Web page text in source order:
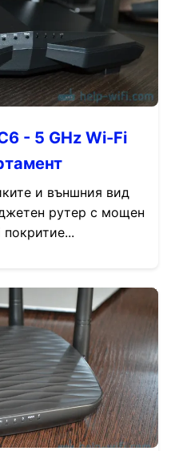
- 5 GHz Wi-Fi
и външния вид
рутер с мощен